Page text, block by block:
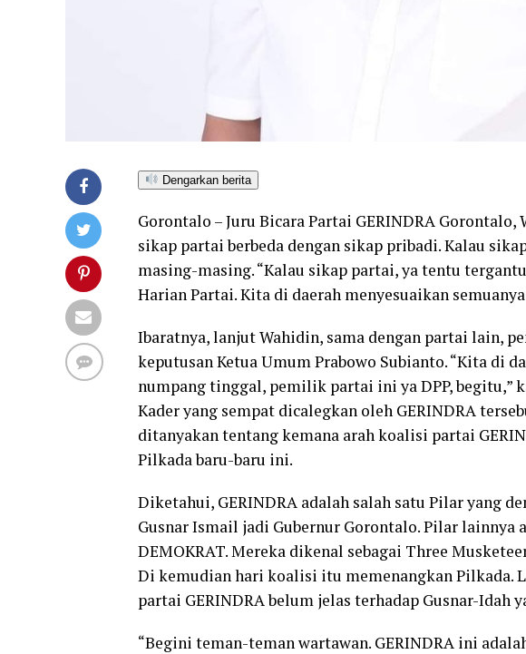
Dengarkan berita
Gorontalo – Juru Bicara Partai GERINDRA
sikap partai berbeda dengan sikap pribadi. Kalau
masing-masing. “Kalau sikap partai, ya tentu
Harian Partai. Kita di daerah menyesuaikan
Ibaratnya, lanjut Wahidin, sama dengan partai lain,
keputusan Ketua Umum Prabowo Subianto. “Kita di
numpang tinggal, pemilik partai ini ya DPP, begitu,”
Kader yang sempat dicalegkan oleh GERINDRA
ditanyakan tentang kemana arah koalisi partai
Pilkada baru-baru ini.
Diketahui, GERINDRA adalah salah satu Pilar yang
Gusnar Ismail jadi Gubernur Gorontalo. Pilar lainnya
DEMOKRAT. Mereka dikenal sebagai Three
Di kemudian hari koalisi itu memenangkan Pilkada.
partai GERINDRA belum jelas terhadap Gusnar-Idah
“Begini teman-teman wartawan. GERINDRA ini